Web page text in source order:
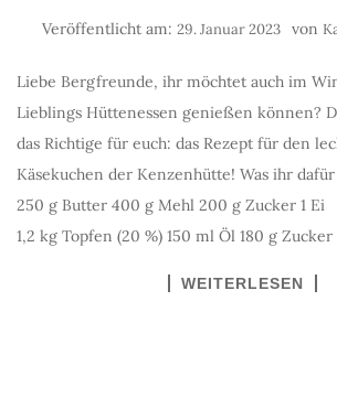
Veröffentlicht am: 29. Januar 2023 von
Liebe Bergfreunde, ihr möchtet auch im
Lieblings Hüttenessen genießen können?
das Richtige für euch: das Rezept für den
Käsekuchen der Kenzenhütte! Was ihr
250 g Butter 400 g Mehl 200 g
1,2 kg Topfen (20 %) 150 ml Öl 180 g
WEITERLESEN